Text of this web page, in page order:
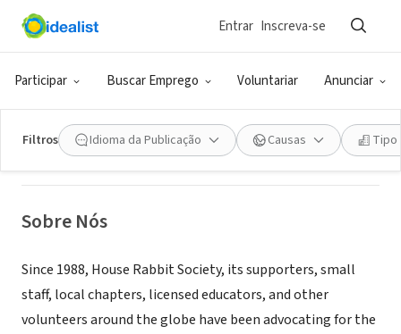
Participar Buscar Emprego Voluntariar Anunciar
Entrar Inscreva-se
Filtros Idioma da Publicação Causas Tipo
ONG (SETOR SOCIAL)
House Rabbit Society
Sobre Nós
Since 1988, House Rabbit Society, its supporters, small
staff, local chapters, licensed educators, and other
volunteers around the globe have been advocating for the